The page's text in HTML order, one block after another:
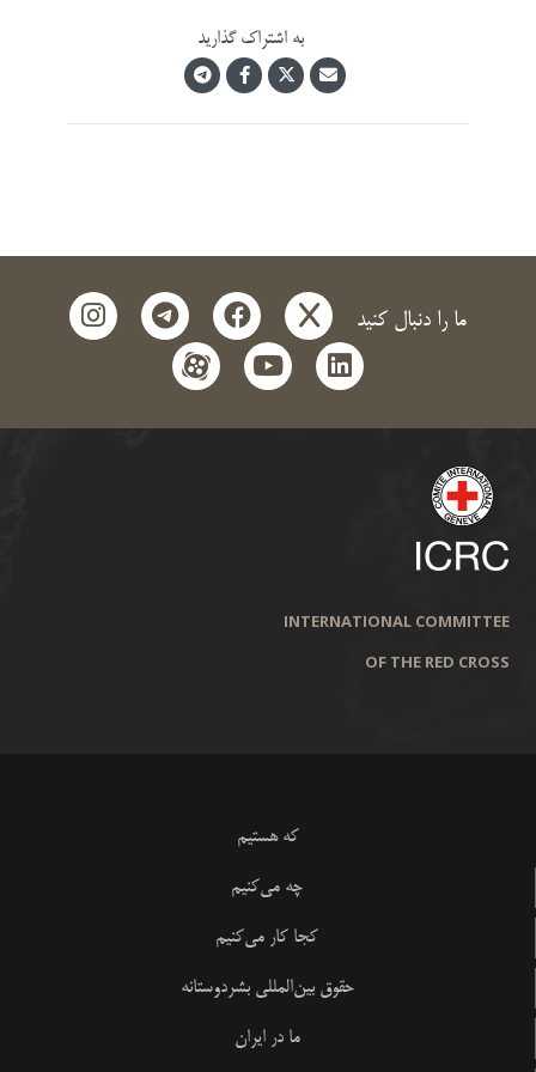
به اشتراک گذارید
ما را دنبال کنید x
facebook
telegram
instagram
linkedin
youtube
aparat
INTERNATIONAL COMMITTEE
OF THE RED CROSS
که هستیم
چه می‌کنیم
کجا کار می‌کنیم
حقوق بین‌المللی بشردوستانه
ما در ایران